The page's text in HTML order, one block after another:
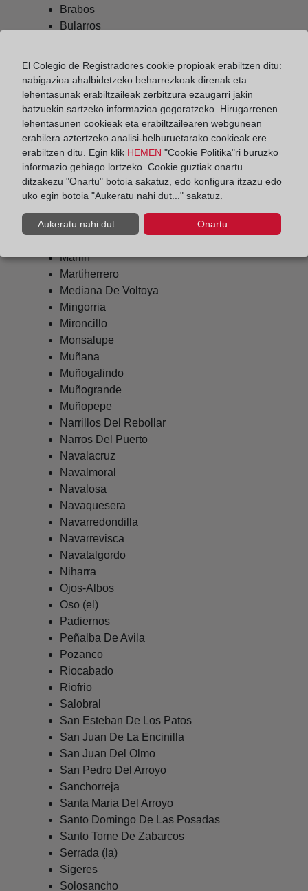
Brabos
Bularros
Casasola
Chamartin
Cillan
Colilla (la)
Fresno (el)
Gallegos De Altamiros
Gemuño
Gotarrendura
Hoyocasero
Marlin
Martiherrero
Mediana De Voltoya
Mingorria
Mironcillo
Monsalupe
Muñana
Muñogalindo
Muñogrande
Muñopepe
Narrillos Del Rebollar
Narros Del Puerto
Navalacruz
Navalmoral
Navalosa
Navaquesera
Navarredondilla
Navarrevisca
Navatalgordo
Niharra
Ojos-Albos
Oso (el)
Padiernos
Peñalba De Avila
Pozanco
Riocabado
Riofrio
Salobral
San Esteban De Los Patos
San Juan De La Encinilla
San Juan Del Olmo
San Pedro Del Arroyo
Sanchorreja
Santa Maria Del Arroyo
Santo Domingo De Las Posadas
Santo Tome De Zabarcos
Serrada (la)
Sigeres
Solosancho
El Colegio de Registradores cookie propioak erabiltzen ditu:
nabigazioa ahalbidetzeko beharrezkoak direnak eta
lehentasunak erabiltzaileak zerbitzura ezaugarri jakin
batzuekin sartzeko informazioa gogoratzeko. Hirugarrenen
lehentasunen cookieak eta erabiltzailearen webgunean
erabilera aztertzeko analisi-helburuetarako cookieak ere
erabiltzen ditu. Egin klik HEMEN "Cookie Politika"ri buruzko
informazio gehiago lortzeko. Cookie guztiak onartu
ditzakezu "Onartu" botoia sakatuz, edo konfigura itzazu edo
uko egin botoia "Aukeratu nahi dut..." sakatuz.
Aukeratu nahi dut... Onartu